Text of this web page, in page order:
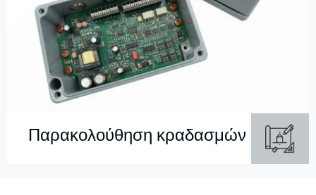
Παρακολούθηση κραδασμών